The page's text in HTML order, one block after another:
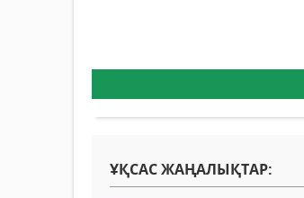
ҰҚСАС ЖАҢАЛЫҚТАР: